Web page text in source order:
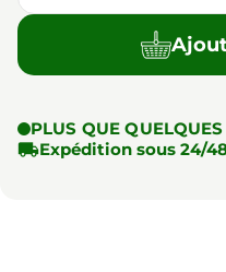
PLUS QUE
Expédition sous 24/